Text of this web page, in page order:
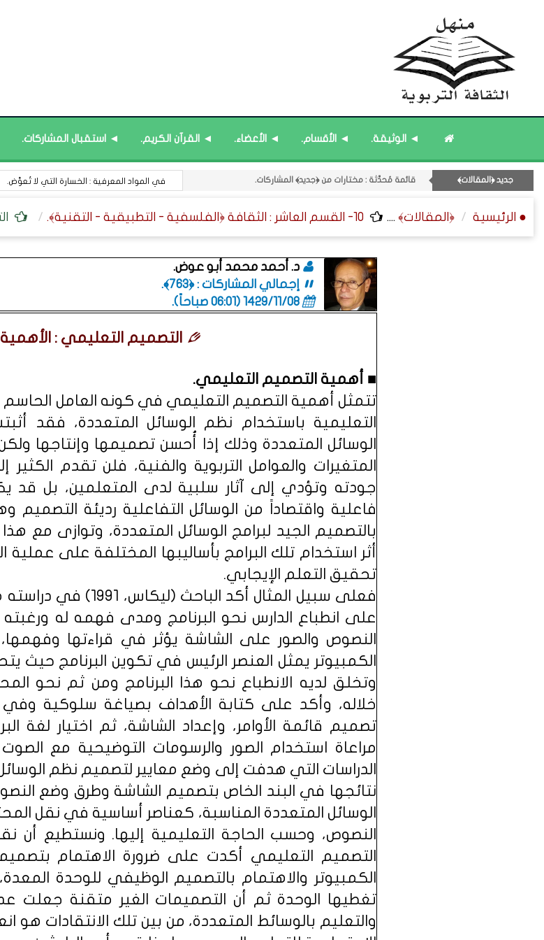
◄ الوثيقة. ◄ الأقسام. ◄ الأعضاء. ◄ القرآن الكريم. ◄ استقبال المشاركات.
جديد ﴿المقالات﴾
قائمة مُحدَّثة : حديث الساعة.
قائمة مُحدَّثة : مختارات من ﴿جديد﴾ المشاركات.
قائمة مُثبتة : إدارة منهل الثقافة التربوية.
في المواد المعرفية : الخسارة التي لا تُعوَّض.
● الرئيسية ﴿المقالات﴾ .... 10- القسم العاشر : الثقافة ﴿الفلسفية - التطبيقية - التقنية﴾.
د. أحمد محمد أبو عوض.
إجمالي المشاركات : ﴿763﴾.
1429/11/08 (06:01 صباحاً)
.
التصميم التعليمي : الأهمية
■ أهمية التصميم التعليمي.
تتمثل أهمية التصميم التعليمي في كونه العامل
التعليمية باستخدام نظم الوسائل المتعددة، فقد
الوسائل المتعددة وذلك إذا أُحسن تصميمها وإنتاجها
المتغيرات والعوامل التربوية والفنية، فلن تقدم
جودته وتؤدي إلى آثار سلبية لدى المتعلمين، بل قد
فاعلية واقتصاداً من الوسائل التفاعلية رديئة
بالتصميم الجيد لبرامج الوسائل المتعددة، وتوازى مع
أثر استخدام تلك البرامج بأساليبها المختلفة على
تحقيق التعلم الإيجابي.
فعلى سبيل المثال أكد
على انطباع الدارس نحو البرنامج ومدى فهمه له
النصوص والصور على الشاشة يؤثر في قراءتها
الكمبيوتر يمثل العنصر الرئيس في تكوين البرنامج حيث
وتخلق لديه الانطباع نحو هذا البرنامج ومن ثم نحو
خلاله، وأكد على كتابة الأهداف بصياغة سلوكية
تصميم قائمة الأوامر، وإعداد الشاشة، ثم اختيار لغة
مراعاة استخدام الصور والرسومات التوضيحية مع
الدراسات التي هدفت إلى وضع معايير لتصميم نظم
نتائجها في البند الخاص بتصميم الشاشة وطرق وضع
الوسائل المتعددة المناسبة، كعناصر أساسية في نقل
النصوص، وحسب الحاجة التعليمية إليها. ونستطيع أن
التصميم التعليمي أكدت على ضرورة الاهتمام
الكمبيوتر والاهتمام بالتصميم الوظيفي للوحدة
تغطيها الوحدة ثم أن التصميمات الغير متقنة جعلت
والتعليم بالوسائط المتعددة، من بين تلك الانتقادات هو